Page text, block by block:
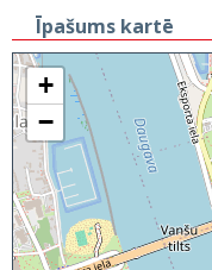
Īpašums kartē
+
−